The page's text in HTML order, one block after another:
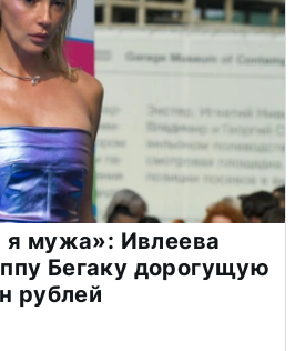
я мужа»: Ивлеева
Бегаку дорогущую
рублей